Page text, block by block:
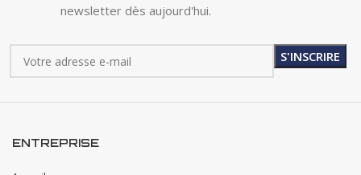
newsletter dès aujourd'hui.
ENTREPRISE